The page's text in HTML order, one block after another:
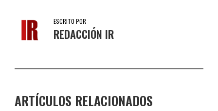
ESCRITO POR
REDACCIÓN IR
ARTÍCULOS RELACIONADOS